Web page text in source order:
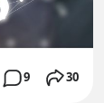
9 30